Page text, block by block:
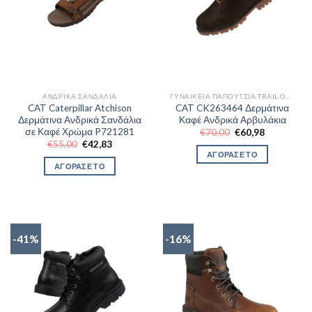
ΑΝΔΡΙΚΆ ΣΑΝΔΆΛΙΑ
CAT Caterpillar Atchison
Δερμάτινα Ανδρικά Σανδάλια
σε Καφέ Χρώμα P721281
€55,00 Original
price
was:
€55,00.
€42,83Η
τιμή
ΑΓΟΡΑΣΕ ΤΟ
CAT CK263464 Δερμάτινα
Καφέ Ανδρικά Αρβυλάκια
€70,00 Original
price
was:
€70,00.
€60,98Η
τιμή
ΑΓΟΡΑΣΕ ΤΟ
-41% -16%